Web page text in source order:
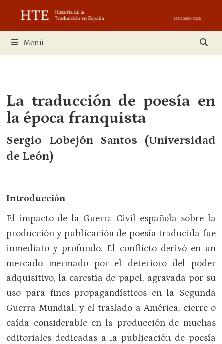
contenido
Menú
La traducción de poesía en
la época franquista
Sergio Lobejón Santos (Universidad
de León)
Introducción
El impacto de la Guerra Civil española sobre la
producción y publicación de poesía traducida fue
inmediato y profundo. El conflicto derivó en un
mercado mermado por el deterioro del poder
adquisitivo, la carestía de papel, agravada por su
uso para fines propagandísticos en la Segunda
Guerra Mundial, y el traslado a América, cierre o
caída considerable en la producción de muchas
editoriales dedicadas a la publicación de poesía